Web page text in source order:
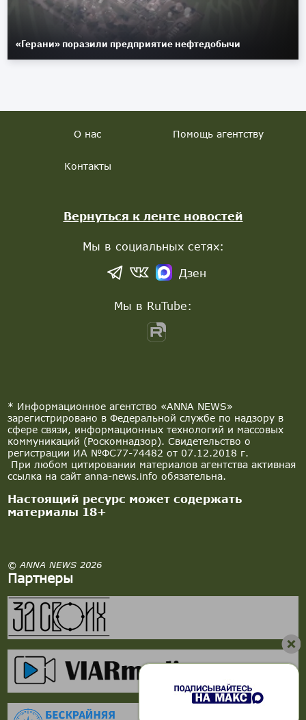
«Герани» поразили предприятие нефтедобычи
* Информационное агентство «ANNA NEWS»
зарегистрировано в Федеральной службе по надзору в
сфере связи, информационных технологий и массовых
коммуникаций (Роскомнадзор). Свидетельство о
регистрации ИА №ФС77-74482 от 07.12.2018 г.
При любом цитировании материалов агентства активная
ссылка на сайт anna-news.info обязательна.
Настоящий ресурс может содержать
материалы 18+
© ANNA NEWS 2026
Партнеры
О нас Помощь агентству
Контакты
Вернуться к ленте новостей
Мы в социальных сетях:
Дзен
Мы в RuTube: